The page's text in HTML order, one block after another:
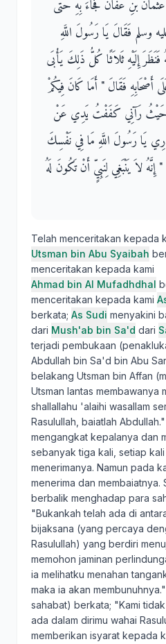
بْنِ عَفَّانَ فَجَاءَ بِهِ حَتَّى
وسلم فَقَالَ يَا رَسُولَ اللَّهِ
إِلَيْهِ ثَلاَثًا كُلُّ ذَلِكَ يَأْبَى
أَصْحَابِهِ فَقَالَ ‏"‏ أَمَا كَانَ فِيكُمْ
حَيْثُ رَآنِي كَفَفْتُ يَدِي عَنْ
يَا رَسُولَ اللَّهِ مَا فِي نَفْسِكَ
إِنَّهُ لاَ يَنْبَغِي لِنَبِيٍّ أَنْ تَكُونَ لَهُ
Telah menceritakan kepada
Utsman bin Abu Syaibah
menceritakan kepada kami
Ahmad bin Al Mufadhdhal
menceritakan kepada kami
berkata; As Sudi menyakini
dari Mush'ab bin Sa'd dari
terjadi pembukaan
Abdullah bin Sa'd bin Abu
belakang Utsman bin Affan
Utsman lantas membawanya
shallallahu 'alaihi wasallam
Rasulullah, baiatlah
mengangkat kepalanya dan
sebanyak tiga kali, setiap
menerimanya. Namun pada
menerima dan membaiatnya.
berbalik menghadap para
"Bukankah telah ada di
bijaksana (yang percaya
Rasulullah) yang berdiri
memohon jaminan
ia melihatku menahan
maka ia akan
sahabat) berkata; "Kami
ada dalam dirimu wahai
memberikan isyarat kepada